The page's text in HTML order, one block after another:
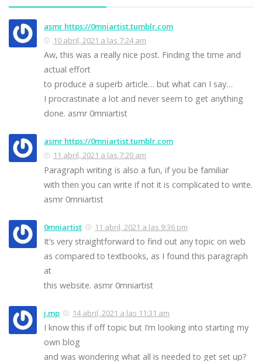
asmr https://0mniartist.tumblr.com
10 abril, 2021 a las 7:24 am
Aw, this was a really nice post. Finding the time and
actual effort
to produce a superb article… but what can I say…
I procrastinate a lot and never seem to get anything
done. asmr 0mniartist
asmr https://0mniartist.tumblr.com
11 abril, 2021 a las 7:20 am
Paragraph writing is also a fun, if you be familiar
with then you can write if not it is complicated to write.
asmr 0mniartist
0mniartist 11 abril, 2021 a las 9:36 pm
It’s very straightforward to find out any topic on web
as compared to textbooks, as I found this paragraph
at
this website. asmr 0mniartist
j.mp 14 abril, 2021 a las 11:31 am
I know this if off topic but I’m looking into starting my
own blog
and was wondering what all is needed to get set up?